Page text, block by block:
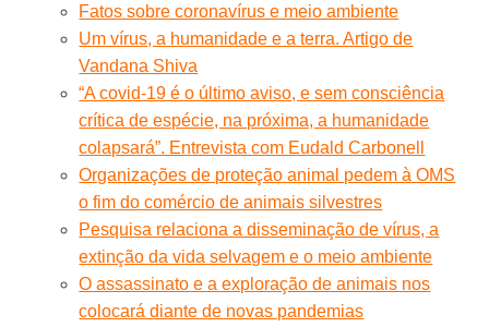
Fatos sobre coronavírus e meio ambiente
Um vírus, a humanidade e a terra. Artigo de
Vandana Shiva
“A covid-19 é o último aviso, e sem consciência
crítica de espécie, na próxima, a humanidade
colapsará”. Entrevista com Eudald Carbonell
Organizações de proteção animal pedem à OMS
o fim do comércio de animais silvestres
Pesquisa relaciona a disseminação de vírus, a
extinção da vida selvagem e o meio ambiente
O assassinato e a exploração de animais nos
colocará diante de novas pandemias